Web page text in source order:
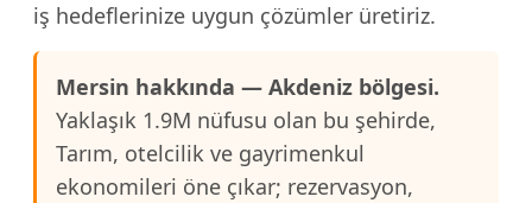
iş hedeflerinize uygun çözümler üretiriz.
Mersin hakkında — Akdeniz bölgesi.
Yaklaşık 1.9M nüfusu olan bu şehirde,
Tarım, otelcilik ve gayrimenkul
ekonomileri öne çıkar; rezervasyon,